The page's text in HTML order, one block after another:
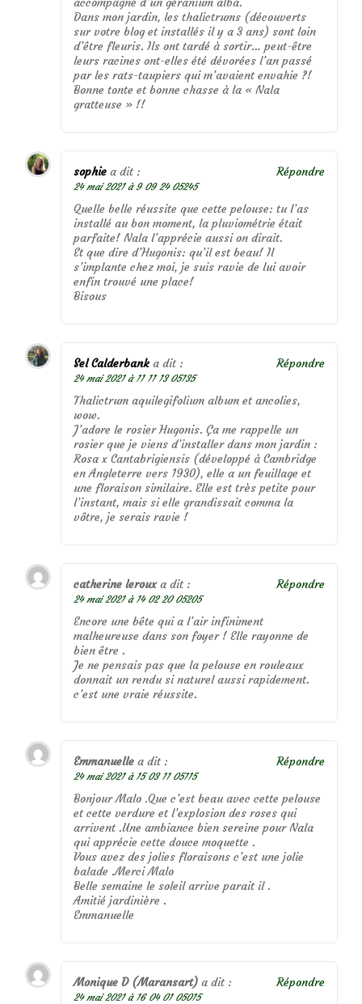
Dans mon jardin, les thalictrums (découverts
sur votre blog et installés il y a 3 ans) sont loin
d’être fleuris. Ils ont tardé à sortir… peut-être
leurs racines ont-elles été dévorées l’an passé
par les rats-taupiers qui m’avaient envahie ?!
Bonne tonte et bonne chasse à la « Nala
gratteuse » !!
sophie a dit :
24 mai 2021 à 9 09 24 05245
Quelle belle réussite que cette pelouse: tu l’as
installé au bon moment, la pluviométrie était
parfaite! Nala l’apprécie aussi on dirait.
Et que dire d’Hugonis: qu’il est beau! Il
s’implante chez moi, je suis ravie de lui avoir
enfin trouvé une place!
Bisous
Répondre
Sel Calderbank a dit :
24 mai 2021 à 11 11 13 05135
Thalictrum aquilegifolium album et ancolies,
wow.
J’adore le rosier Hugonis. Ça me rappelle un
rosier que je viens d’installer dans mon jardin :
Rosa x Cantabrigiensis (développé à Cambridge
en Angleterre vers 1930), elle a un feuillage et
une floraison similaire. Elle est très petite pour
l’instant, mais si elle grandissait comma la
vôtre, je serais ravie !
Répondre
catherine leroux a dit :
24 mai 2021 à 14 02 20 05205
Encore une bête qui a l’air infiniment
malheureuse dans son foyer ! Elle rayonne de
bien être .
Je ne pensais pas que la pelouse en rouleaux
donnait un rendu si naturel aussi rapidement.
c’est une vraie réussite.
Répondre
Emmanuelle a dit :
24 mai 2021 à 15 03 11 05115
Bonjour Malo .Que c’est beau avec cette pelouse
et cette verdure et l’explosion des roses qui
arrivent .Une ambiance bien sereine pour Nala
qui apprécie cette douce moquette .
Vous avez des jolies floraisons c’est une jolie
balade .Merci Malo
Belle semaine le soleil arrive parait il .
Amitié jardinière .
Emmanuelle
Répondre
Monique D (Maransart) a dit :
24 mai 2021 à 16 04 01 05015
Répondre